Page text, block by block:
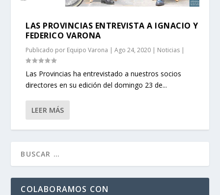
LAS PROVINCIAS ENTREVISTA A IGNACIO Y
FEDERICO VARONA
Publicado por Equipo Varona |Ago 24, 2020 | Noticias |
Las Provincias ha entrevistado a nuestros socios
directores en su edición del domingo 23 de...
LEER MÁS
COLABORAMOS CON